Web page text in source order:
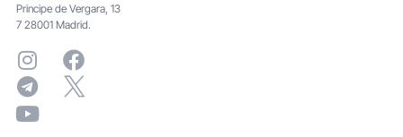
Principe de Vergara, 13
7 28001 Madrid.